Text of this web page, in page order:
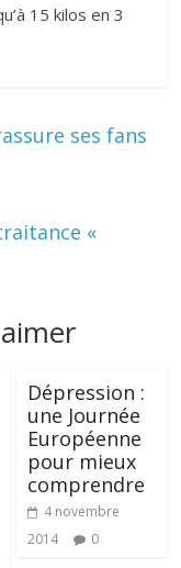
15 kilos en 3
ses fans
«
Dépression :
une Journée
Européenne
pour mieux
comprendre
4 novembre
2014
0